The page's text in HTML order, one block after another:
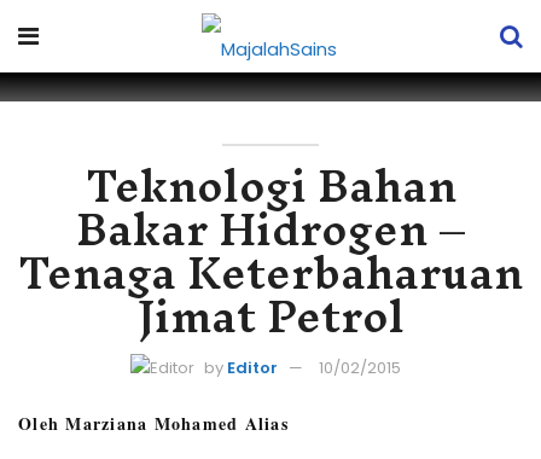
Teknologi Bahan
Bakar Hidrogen –
Tenaga Keterbaharuan
Jimat Petrol
by Editor 10/02/2015
Oleh Marziana Mohamed Alias